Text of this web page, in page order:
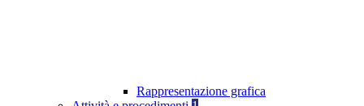
Rappresentazione grafica